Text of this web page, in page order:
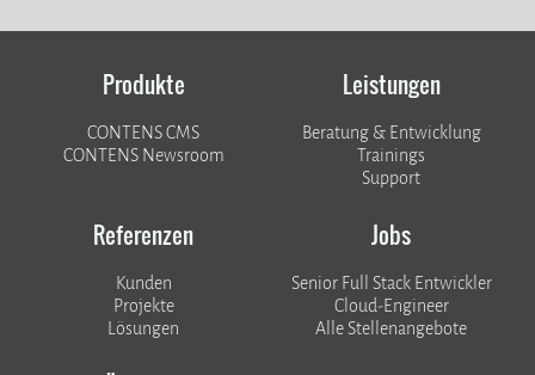
Produkte
CONTENS CMS
CONTENS Newsroom
Leistungen
Beratung & Entwicklung
Trainings
Support
Referenzen
Kunden
​​​​​​​Projekte
Lösungen
Jobs
Senior Full Stack Entwickler
Cloud-Engineer
Alle Stellenangebote